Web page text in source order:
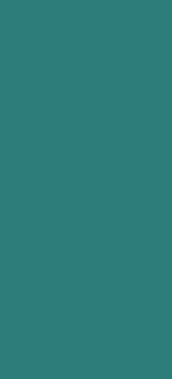
Use um
Certifique-
Verifique
Inclua o